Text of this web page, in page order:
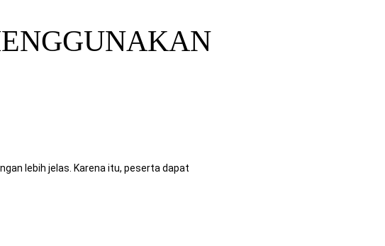
lebih jelas. Karena itu, peserta dapat